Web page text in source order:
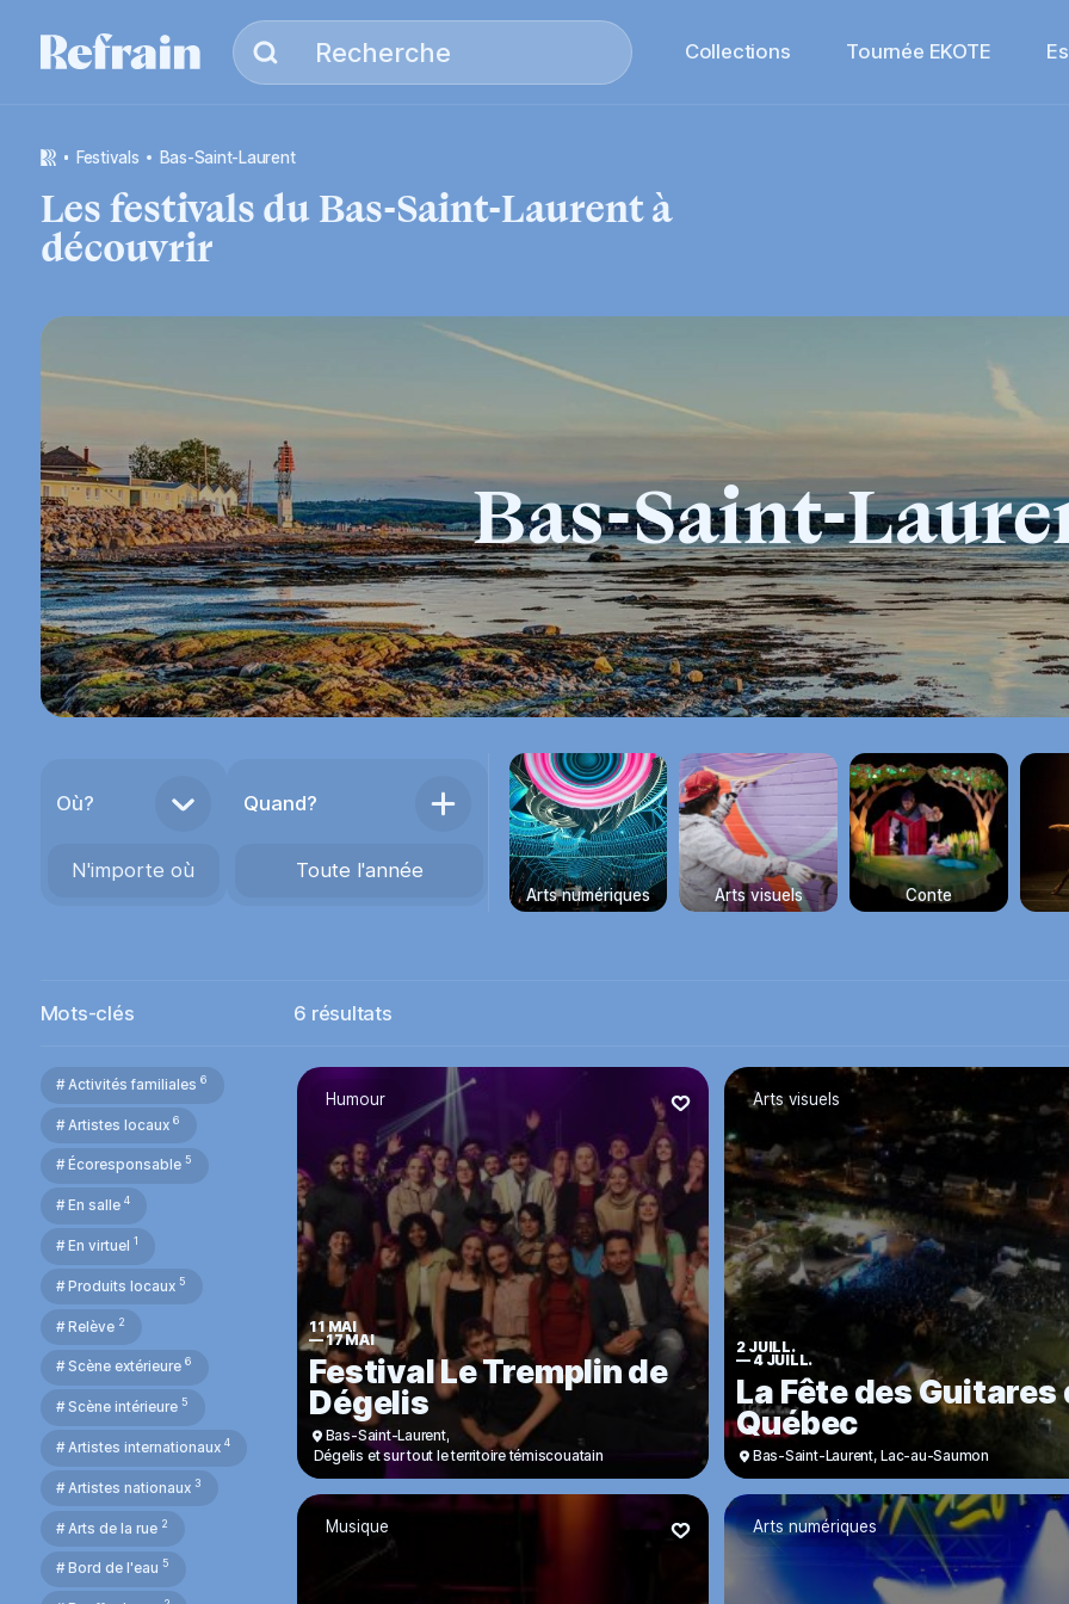
Recherche Collections Tournée EKOTE
festivals Bas-Saint-Laurent
Les festivalsdu Bas-Saint-Laurentà
découvrir
Bas-Saint-
Où?
N'importe où
Quand?
Toute l'année
Arts numériques Arts visuels Conte
Mots-clés 6 résultats
# Activités familiales 6
# Artistes locaux 6
# Écoresponsable 5
# En salle 4
# En virtuel 1
# Produits locaux 5
# Relève 2
# Scène extérieure 6
# Scène intérieure 5
# Artistes internationaux 4
# Artistes nationaux 3
# Arts de la rue 2
# Bord de l'eau 5
Humour
11 MAI
—17 MAI
Festival Le Tremplin de
Dégelis
Bas-Saint-Laurent,
Dégelis et sur tout le territoire témiscouatain
Arts visuels
2 JUILL.
— 4 JUILL.
La Fête des Guitares
Québec
Bas-Saint-Laurent, Lac-au-Saumon
Musique Arts numériques